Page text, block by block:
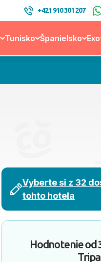
+421 910 301 207
Tunisko Španielsko
Vyberte si z 32
tohto hotela
Hodnotenie od